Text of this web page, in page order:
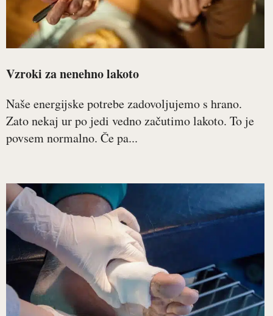
Vzroki za nenehno lakoto
Naše energijske potrebe zadovoljujemo s hrano.
Zato nekaj ur po jedi vedno začutimo lakoto. To je
povsem normalno. Če pa...